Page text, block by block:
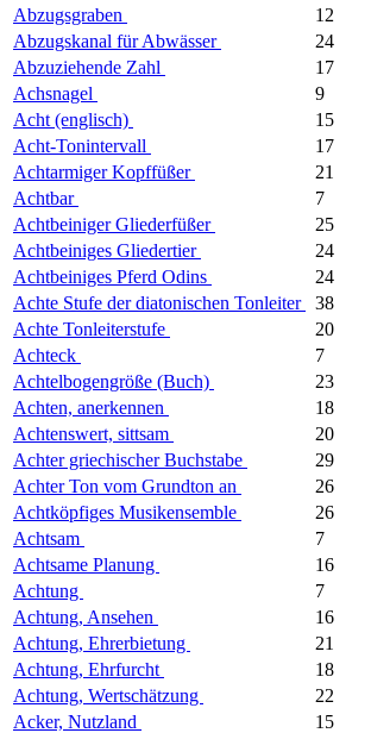
Abzugsgraben
12
Abzugskanal für Abwässer
24
Abzuziehende Zahl
17
Achsnagel
9
Acht (englisch)
15
Acht-Tonintervall
17
Achtarmiger Kopffüßer
21
Achtbar
7
Achtbeiniger Gliederfüßer
25
Achtbeiniges Gliedertier
24
Achtbeiniges Pferd Odins
24
Achte Stufe der diatonischen Tonleiter
38
Achte Tonleiterstufe
20
Achteck
7
Achtelbogengröße (Buch)
23
Achten, anerkennen
18
Achtenswert, sittsam
20
Achter griechischer Buchstabe
29
Achter Ton vom Grundton an
26
Achtköpfiges Musikensemble
26
Achtsam
7
Achtsame Planung
16
Achtung
7
Achtung, Ansehen
16
Achtung, Ehrerbietung
21
Achtung, Ehrfurcht
18
Achtung, Wertschätzung
22
Acker, Nutzland
15